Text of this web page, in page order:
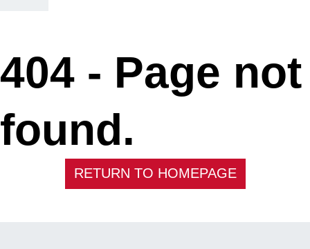
404 - Page not
found.
RETURN TO HOMEPAGE